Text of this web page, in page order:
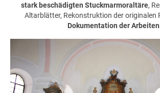
stark beschädigten Stuckmarmoraltäre,
Altarblätter, Rekonstruktion der originalen
Dokumentation der